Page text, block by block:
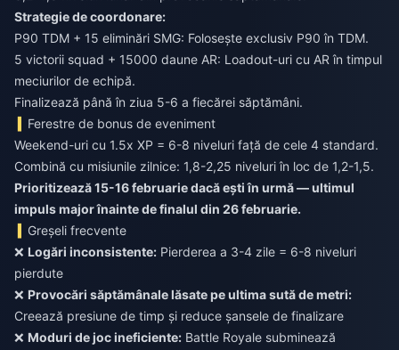
Strategie de coordonare:
P90 TDM + 15 eliminări SMG: Folosește exclusiv P90 în TDM.
5 victorii squad + 15000 daune AR: Loadout-uri cu AR în timpul
meciurilor de echipă.
Finalizează până în ziua 5-6 a fiecărei săptămâni.
Ferestre de bonus de eveniment
Weekend-uri cu 1.5x XP = 6-8 niveluri față de cele 4 standard.
Combină cu misiunile zilnice: 1,8-2,25 niveluri în loc de 1,2-1,5.
Prioritizează 15-16 februarie dacă ești în urmă — ultimul
impuls major înainte de finalul din 26 februarie.
Greșeli frecvente
❌ Logări inconsistente: Pierderea a 3-4 zile = 6-8 niveluri
pierdute
❌ Provocări săptămânale lăsate pe ultima sută de metri:
Creează presiune de timp și reduce șansele de finalizare
❌ Moduri de joc ineficiente: Battle Royale subminează